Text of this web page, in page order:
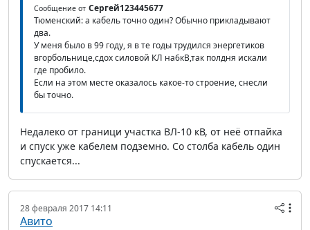
Сообщение от Сергей123445677
Тюменский: а кабель точно один? Обычно прикладывают
два.
У меня было в 99 году, я в те годы трудился энергетиков
вгорбольнице,сдох силовой КЛ на6кВ,так полдня искали
где пробило.
Если на этом месте оказалось какое-то строение, снесли
бы точно.
Недалеко от граници участка ВЛ-10 кВ, от неё отпайка
и спуск уже кабелем подземно. Со столба кабель один
спускается...
28 февраля 2017 14:11
Авито